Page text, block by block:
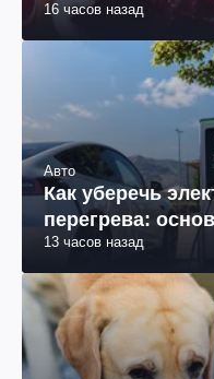
16 часов назад
Авто
Как уберечь
перегрева:
13 часов назад